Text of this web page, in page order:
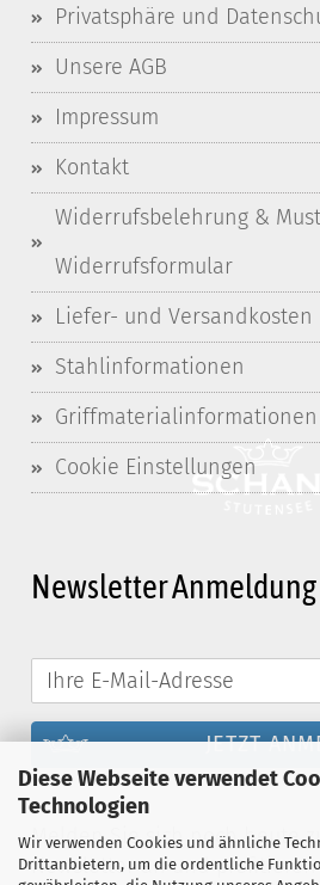
Diese Webseite verwendet
Technologien
Wir verwenden Cookies und ähnliche
Drittanbietern, um die ordentliche
Privatsphäre und
Unsere AGB
Impressum
Kontakt
Widerrufsbelehrung &
Widerrufsformular
Liefer- und Versandkosten
Stahlinformationen
Griffmaterialinformationen
Cookie Einstellungen
Newsletter Anmeldung
JETZT
Melden Sie sich noch heute
Newsletter an und profitieren